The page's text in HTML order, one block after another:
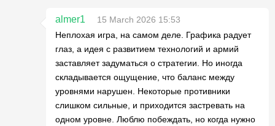
almer1
15 March 2026 15:53
Неплохая игра, на самом деле. Графика радует
глаз, а идея с развитием технологий и армий
заставляет задуматься о стратегии. Но иногда
складывается ощущение, что баланс между
уровнями нарушен. Некоторые противники
слишком сильные, и приходится застревать на
одном уровне. Люблю побеждать, но когда нужно